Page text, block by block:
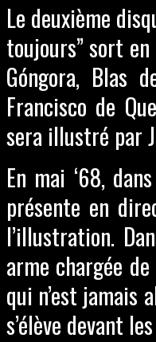
Le deuxième
toujours” sort
Góngora, Blas
Francisco de
sera illustré par
En mai ‘68,
présente en
l’illustration.
arme chargée
qui n’est jamais
s’élève devant